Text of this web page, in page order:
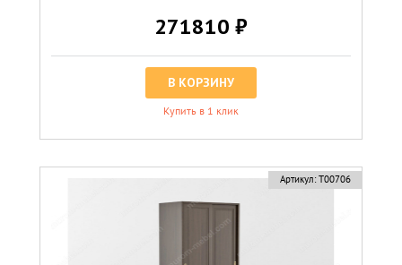
271810 ₽
В КОРЗИНУ
Купить в 1 клик
Артикул: Т00706